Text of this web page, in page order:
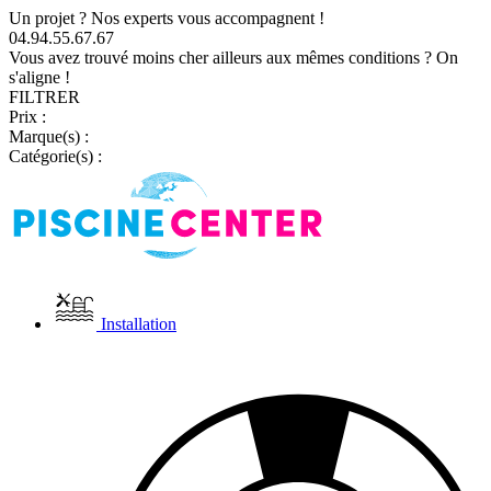
Un projet ? Nos experts vous accompagnent !
04.94.55.67.67
Vous avez trouvé moins cher ailleurs aux mêmes conditions ? On
s'aligne !
FILTRER
Prix :
Marque(s) :
Catégorie(s) :
Installation